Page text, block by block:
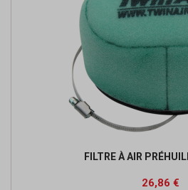
FILTRE À AIR
Prix
26,86 €